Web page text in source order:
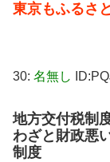
東京もふるさ
30: 名無し
地方交付税制
わざと財政悪
制度